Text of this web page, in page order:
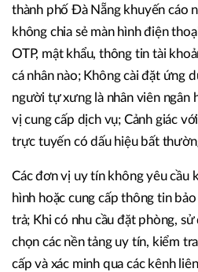
thành phố Đà Nẵng khuyến cáo
không chia sẻ màn hình điện
OTP, mật khẩu, thông tin tài
cá nhân nào; Không cài đặt ứng
người tự xưng là nhân viên ngân
vị cung cấp dịch vụ; Cảnh giác
trực tuyến có dấu hiệu bất
Các đơn vị uy tín không yêu cầu
hình hoặc cung cấp thông tin
trả; Khi có nhu cầu đặt phòng,
chọn các nền tảng uy tín, kiểm
cấp và xác minh qua các kênh